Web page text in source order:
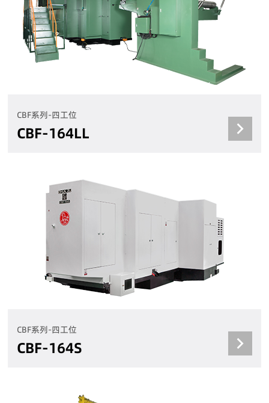
CBF系列-四工位
CBF-164LL
CBF系列-四工位
CBF-164S